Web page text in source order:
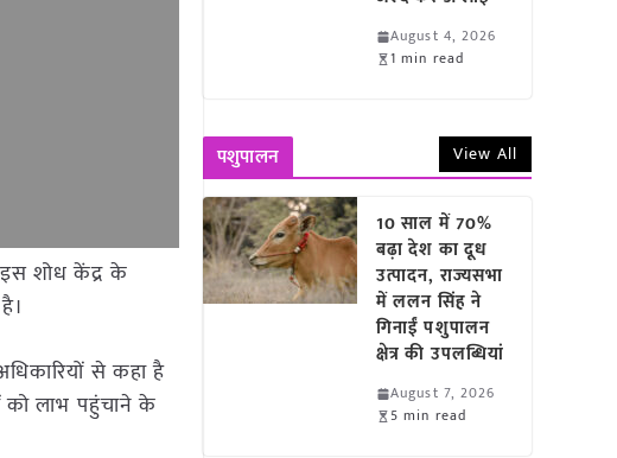
इस शोध केंद्र के
से कहा है
को लाभ पहुंचाने के
August 4, 2026
1 min read
पशुपालन View All
10 साल में 70%
बढ़ा देश का दूध
उत्पादन, राज्यसभा
में ललन सिंह ने
गिनाईं पशुपालन
क्षेत्र की उपलब्धियां
August 7, 2026
5 min read